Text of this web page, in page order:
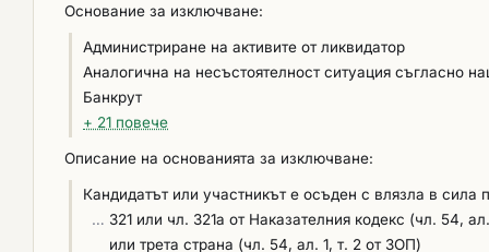
Обстоятелствата по т. 3.1. се удостоверяват с
офертата, с посочване на конкретния вид апарат/
съответния получател - таблица В: Технически и
Участникът следва да разполага със сервиз, оторизиран от производителят на
територията на РБългария, който ще обезпечава гаранционната
Участникът следва да осигури оторизиран сервиз за
ще обезпечава гаранционната отговорност за целия
Част IV: Критерии за подбор, Раздел В, от ЕЕДОП. 3.
на обучение при производителя на предлаганата
Основание за изключване:
Администриране на активите от ликвидатор
Аналогична на несъстоятелност ситуация съгласно
Банкрут
+ 21 повече
Описание на основанията за изключване:
Кандидатът или участникът е осъден с влязла в сила
… 321 или чл. 321а от Наказателния кодекс (чл. 54,
или трета страна (чл. 54, ал. 1, т. 2 от ЗОП)